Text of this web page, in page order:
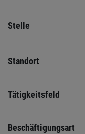
Stelle
Standort
Tätigkeitsfeld
Beschäftigungsart